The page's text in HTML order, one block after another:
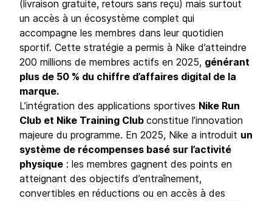
(livraison gratuite, retours sans reçu) mais surtout
un accès à un écosystème complet qui
accompagne les membres dans leur quotidien
sportif. Cette stratégie a permis à Nike d’atteindre
200 millions de membres actifs en 2025, générant
plus de 50 % du chiffre d’affaires digital de la
marque.
L’intégration des applications sportives Nike Run
Club et Nike Training Club constitue l’innovation
majeure du programme. En 2025, Nike a introduit un
système de récompenses basé sur l’activité
physique : les membres gagnent des points en
atteignant des objectifs d’entraînement,
convertibles en réductions ou en accès à des